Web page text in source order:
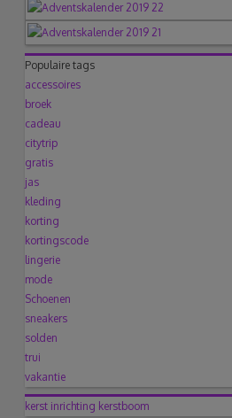
Populaire tags
accessoires
broek
cadeau
citytrip
gratis
jas
kleding
korting
kortingscode
lingerie
mode
Schoenen
sneakers
solden
trui
vakantie
kerst inrichting kerstboom